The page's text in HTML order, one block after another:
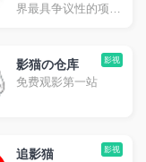
界最具争议性的项
制地 提供所有科学
知识。
影视
影猫の仓库
免费观影第一站
影视
追影猫